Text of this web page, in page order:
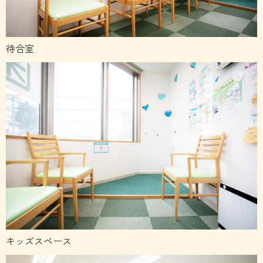
待合室
キッズスペース